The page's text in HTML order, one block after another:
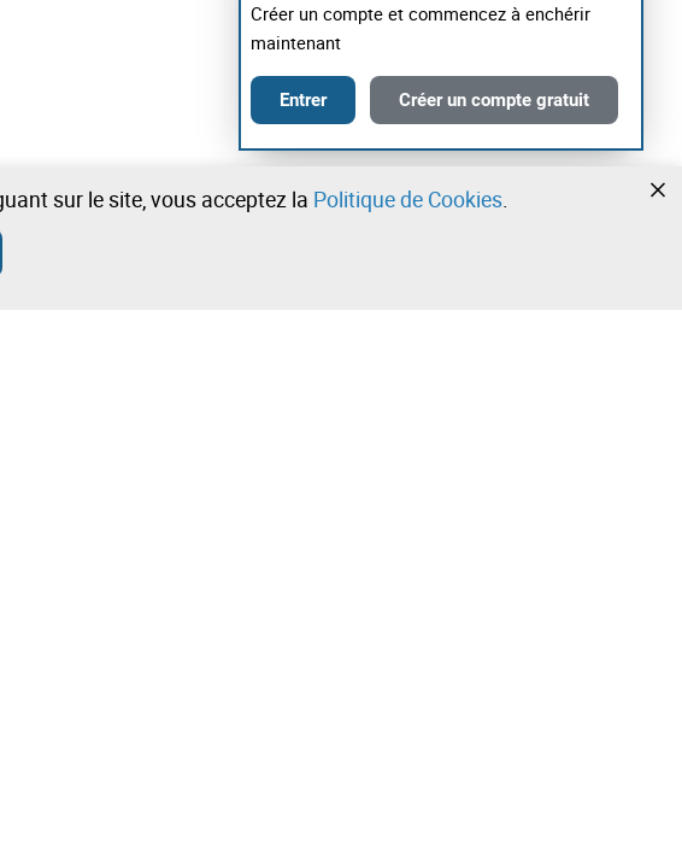
Créer un compte et commencez à enchérir
maintenant
Entrer Créer un compte gratuit
sur le site, vous acceptez la Politique de Cookies.